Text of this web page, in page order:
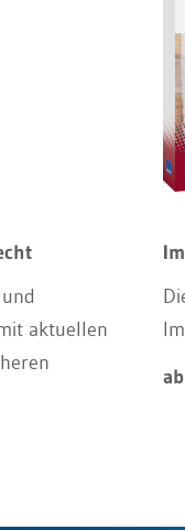
aktuellen